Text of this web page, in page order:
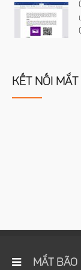
KẾT NỐI MẮT
MẮT BÃO